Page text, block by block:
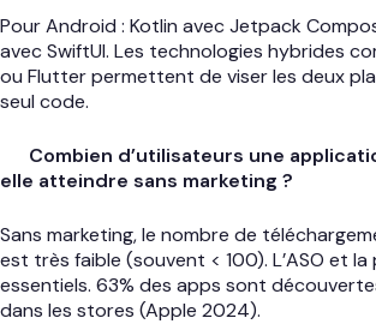
Pour Android : Kotlin avec Jetpack
avec SwiftUI. Les technologies hybrides
ou Flutter permettent de viser les deux
seul code.
Combien d’utilisateurs une
elle atteindre sans marketing ?
Sans marketing, le nombre de
est très faible (souvent < 100). L’ASO et
essentiels. 63% des apps sont
dans les stores (Apple 2024).